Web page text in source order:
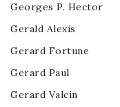
Georges P. Hector
Gerald Alexis
Gerard Fortune
Gerard Paul
Gerard Valcin